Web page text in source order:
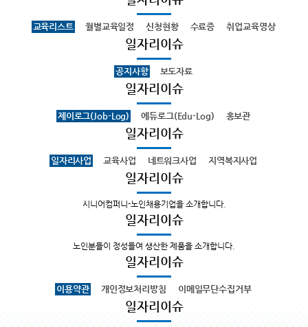
교육리스트 월별교육일정 신청현황 수료증 취업교육영상
일자리이슈
공지사항 보도자료
일자리이슈
제이로그(Job-Log) 에듀로그(Edu-Log) 홍보관
일자리이슈
일자리사업 교육사업 네트워크사업 지역복지사업
일자리이슈
시니어컴퍼니-노인채용기업을 소개합니다.
일자리이슈
노인분들이 정성들여 생산한 제품을 소개합니다.
일자리이슈
이용약관 개인정보처리방침 이메일무단수집거부
일자리이슈